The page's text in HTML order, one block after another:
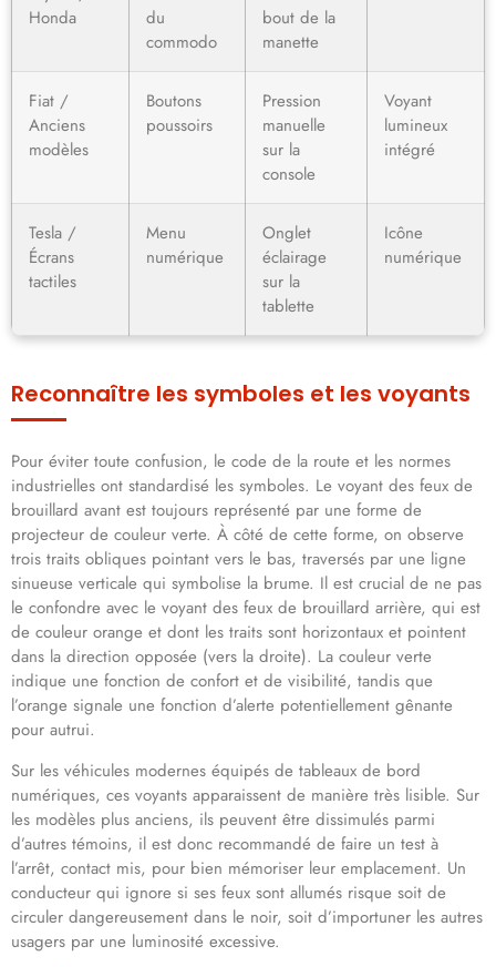
Honda
du
commodo
bout de la
manette
Fiat /
Anciens
modèles
Boutons
poussoirs
Pression
manuelle
sur la
console
Voyant
lumineux
intégré
Tesla /
Écrans
tactiles
Menu
numérique
Onglet
éclairage
sur la
tablette
Icône
numérique
Reconnaître les symboles et les voyants
Pour éviter toute confusion, le code de la route et les normes
industrielles ont standardisé les symboles. Le voyant des feux de
brouillard avant est toujours représenté par une forme de
projecteur de couleur verte. À côté de cette forme, on observe
trois traits obliques pointant vers le bas, traversés par une ligne
sinueuse verticale qui symbolise la brume. Il est crucial de ne pas
le confondre avec le voyant des feux de brouillard arrière, qui est
de couleur orange et dont les traits sont horizontaux et pointent
dans la direction opposée (vers la droite). La couleur verte
indique une fonction de confort et de visibilité, tandis que
l’orange signale une fonction d’alerte potentiellement gênante
pour autrui.
Sur les véhicules modernes équipés de tableaux de bord
numériques, ces voyants apparaissent de manière très lisible. Sur
les modèles plus anciens, ils peuvent être dissimulés parmi
d’autres témoins, il est donc recommandé de faire un test à
l’arrêt, contact mis, pour bien mémoriser leur emplacement. Un
conducteur qui ignore si ses feux sont allumés risque soit de
circuler dangereusement dans le noir, soit d’importuner les autres
usagers par une luminosité excessive.